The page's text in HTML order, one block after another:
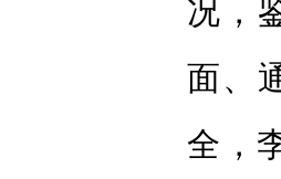
况，
面、
全，